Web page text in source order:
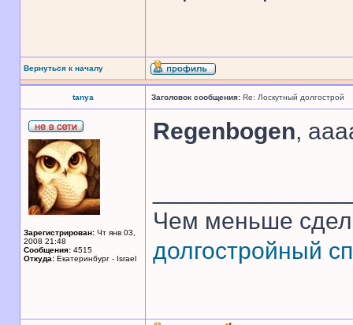
Вернуться к началу
tanya Заголовок сообщения: Re: Лоскутный долгострой
Зарегистрирован: Чт янв 03,
2008 21:48
Сообщения: 4515
Откуда: Екатеринбург - Israel
Regenbogen,
Чем меньше
долгостройный